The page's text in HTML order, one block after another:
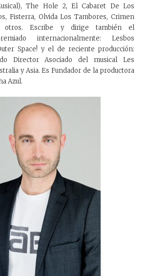
The Hole 2, El Cabaret De Los
Fisterra, Olvida Los Tambores, Crimen
otros. Escribe y dirige también el
internacionalmente: Lesbos
Space! y el de reciente producción:
Director Asociado del musical Les
y Asia. Es Fundador de la productora
Azul.